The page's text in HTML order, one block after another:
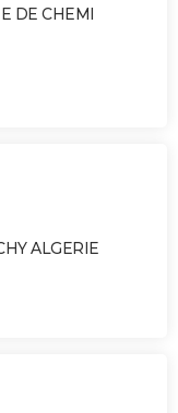
DE CHEMI
ALGERIE